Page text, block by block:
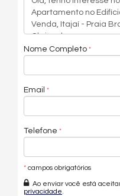
Nome Completo
Email
Telefone
* campos obrigatórios
Ao enviar você está
privacidade